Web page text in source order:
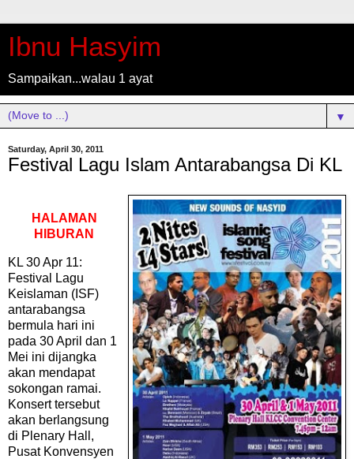
Ibnu Hasyim
Sampaikan...walau 1 ayat
▼
Saturday, April 30, 2011
Festival Lagu Islam Antarabangsa Di KL
HALAMAN
HIBURAN
KL 30 Apr 11:
Festival Lagu
Keislaman (ISF)
antarabangsa
bermula hari ini
pada 30 April dan 1
Mei ini dijangka
akan mendapat
sokongan ramai.
Konsert tersebut
akan berlangsung
di Plenary Hall,
Pusat Konvensyen